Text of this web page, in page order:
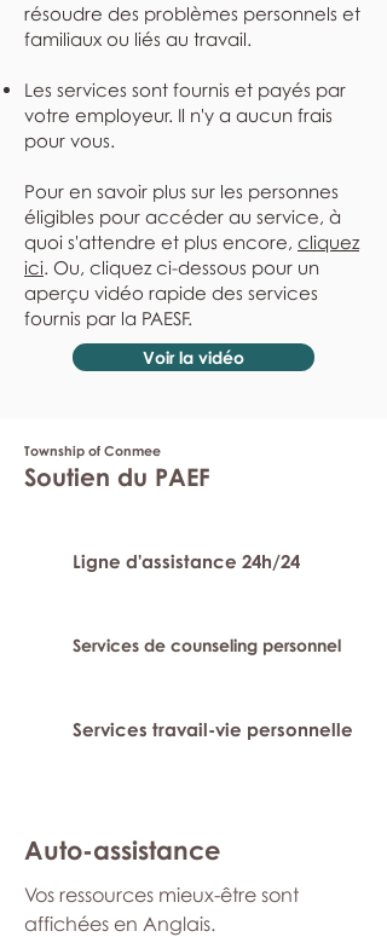
résoudre des problèmes personnels et
familiaux ou liés au travail.
Les services sont fournis et payés par
votre employeur. Il n'y a aucun frais
pour vous.
Pour en savoir plus sur les personnes
éligibles pour accéder au service, à
quoi s'attendre et plus encore, cliquez
ici. Ou, cliquez ci-dessous pour un
aperçu vidéo rapide des services
fournis par la PAESF.
Voir la vidéo
Township of Conmee
Soutien du PAEF
Ligne d'assistance 24h/24
Services de counseling personnel
Services travail-vie personnelle
Auto-assistance
Vos ressources mieux-être sont
affichées en Anglais.